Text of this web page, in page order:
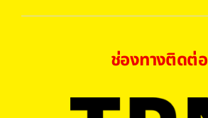
ช่องทางติดต่อ